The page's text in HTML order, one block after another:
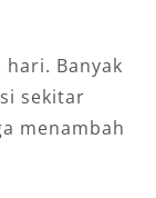
Banyak
sekitar
menambah